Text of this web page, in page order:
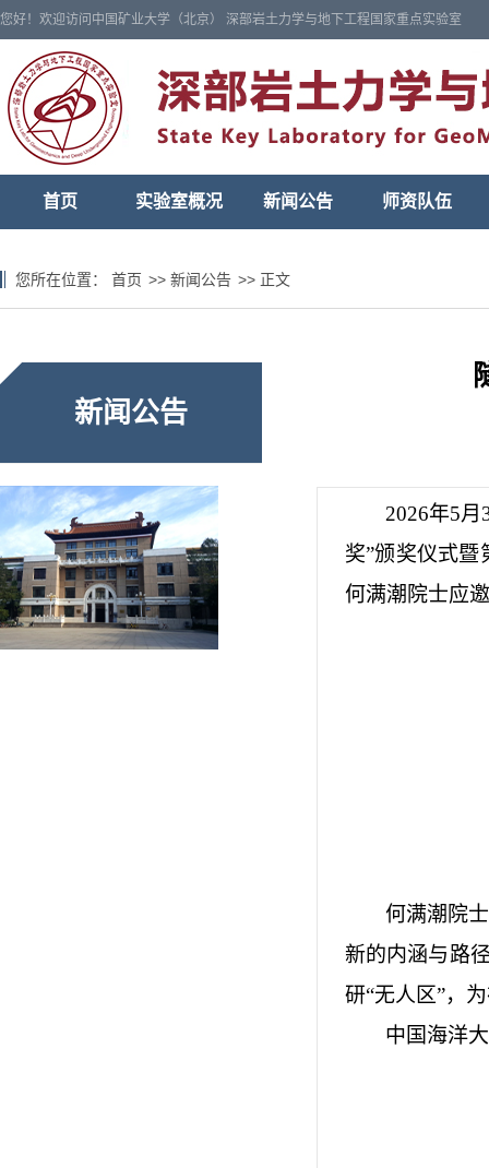
您好！欢迎访问中国矿业大学（北京） 深部岩土力学与地下工程国家重点实验室
首页 实验室概况 新闻公告 师资队伍
您所在位置： 首页 >> 新闻公告 >> 正文
新闻公告
2026年5月
奖”颁奖仪式暨
何满潮院士应
何满潮院
新的内涵与路
研“无人区”，
中国海洋